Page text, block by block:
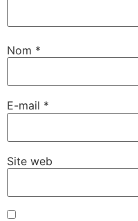
Nom *
E-mail *
Site web